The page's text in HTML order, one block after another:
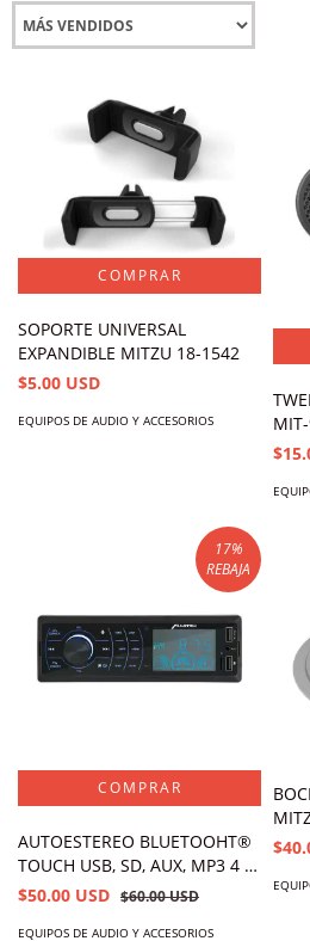
SOPORTE UNIVERSAL
EXPANDIBLE MITZU 18-1542
$5.00 USD
EQUIPOS DE AUDIO Y ACCESORIOS
17%
REBAJA
AUTOESTEREO BLUETOOHT®
TOUCH USB, SD, AUX, MP3 4 x
50 W POTENCIA MCS-9954
$50.00 USD $60.00 USD
EQUIPOS DE AUDIO Y ACCESORIOS